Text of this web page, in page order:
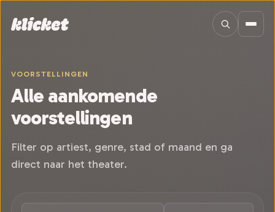
VOORSTELLINGEN
Alle aankomende
voorstellingen
Filter op artiest, genre, stad of maand en ga
direct naar het theater.